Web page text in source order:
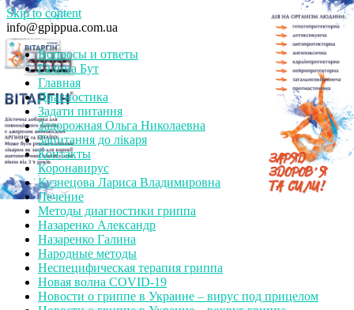
Skip to content
info@gpippua.com.ua
Вопросы и ответы
Галина Бут
Главная
Диагностика
Задати питання
Задорожная Ольга Николаевна
Запитання до лікаря
Контакты
Коронавирус
Кузнецова Лариса Владимировна
Лечение
Методы диагностики гриппа
Назаренко Александр
Назаренко Галина
Народные методы
Неспецифическая терапия гриппа
Новая волна COVID-19
Новости о гриппе в Украине – вирус под прицелом